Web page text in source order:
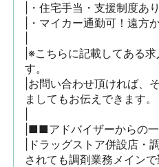
|・住宅手当・支援制度あり
|・マイカー通勤可！遠方
|※こちらに記載してある
す。
|お問い合わせ頂ければ、
ましてもお伝えできます。
|■■アドバイザーからの
|ドラッグストア併設店・
されても調剤業務メイン